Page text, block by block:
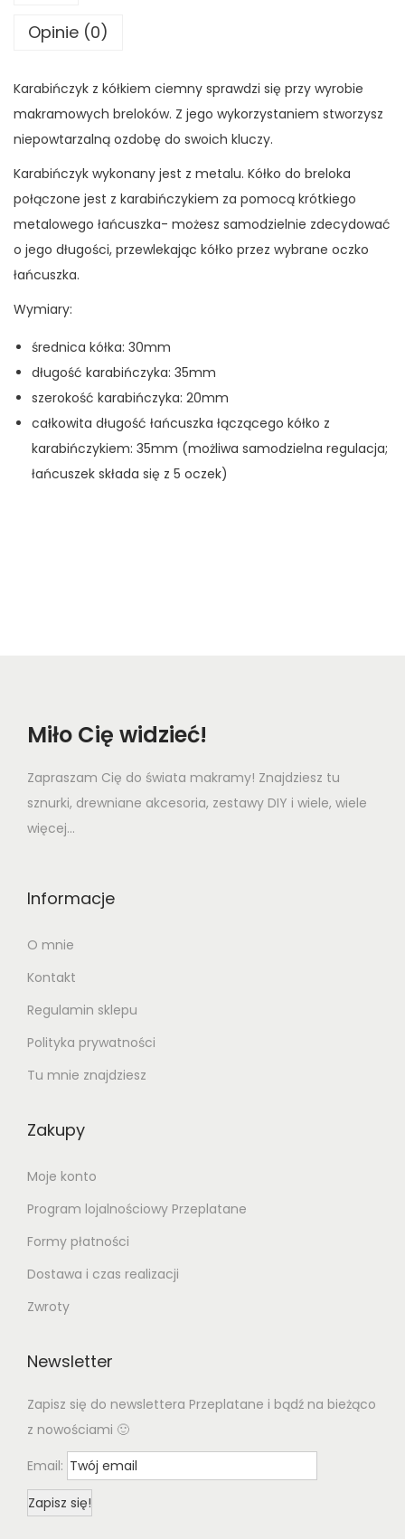
Opinie (0)
Karabińczyk z kółkiem ciemny sprawdzi się przy wyrobie
makramowych breloków. Z jego wykorzystaniem stworzysz
niepowtarzalną ozdobę do swoich kluczy.
Karabińczyk wykonany jest z metalu. Kółko do breloka
połączone jest z karabińczykiem za pomocą krótkiego
metalowego łańcuszka- możesz samodzielnie zdecydować
o jego długości, przewlekając kółko przez wybrane oczko
łańcuszka.
Wymiary:
średnica kółka: 30mm
długość karabińczyka: 35mm
szerokość karabińczyka: 20mm
całkowita długość łańcuszka łączącego kółko z
karabińczykiem: 35mm (możliwa samodzielna regulacja;
łańcuszek składa się z 5 oczek)
Miło Cię widzieć!
Zapraszam Cię do świata makramy! Znajdziesz tu
sznurki, drewniane akcesoria, zestawy DIY i wiele, wiele
więcej...
Informacje
O mnie
Kontakt
Regulamin sklepu
Polityka prywatności
Tu mnie znajdziesz
Zakupy
Moje konto
Program lojalnościowy Przeplatane
Formy płatności
Dostawa i czas realizacji
Zwroty
Newsletter
Zapisz się do newslettera Przeplatane i bądź na bieżąco
z nowościami 🙂
Email: